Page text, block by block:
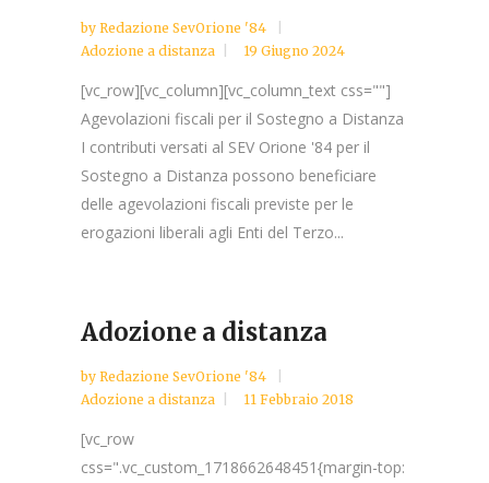
by Redazione SevOrione '84
Adozione a distanza
19 Giugno 2024
[vc_row][vc_column][vc_column_text css=""]
Agevolazioni fiscali per il Sostegno a Distanza
I contributi versati al SEV Orione '84 per il
Sostegno a Distanza possono beneficiare
delle agevolazioni fiscali previste per le
erogazioni liberali agli Enti del Terzo...
Adozione a distanza
by Redazione SevOrione '84
Adozione a distanza
11 Febbraio 2018
[vc_row
css=".vc_custom_1718662648451{margin-top: